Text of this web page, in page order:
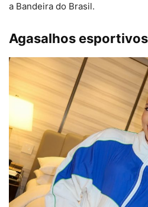
a Bandeira do Brasil.
Agasalhos esportivos